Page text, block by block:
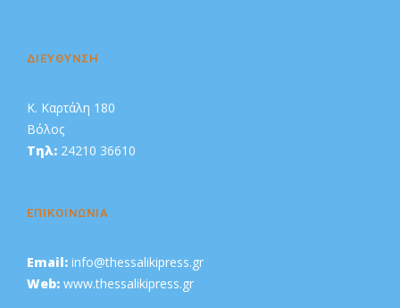
ΔΙΕΥΘΥΝΣΗ
Κ. Καρτάλη 180
Βόλος
Τηλ: 24210 36610
ΕΠΙΚΟΙΝΩΝΙΑ
Email: info@thessalikipress.gr
Web: www.thessalikipress.gr